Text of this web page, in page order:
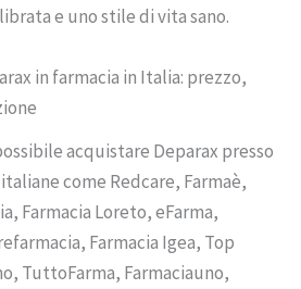
e uno stile di vita sano.
in farmacia in Italia: prezzo,
acquistare Deparax presso
come Redcare, Farmaè,
Farmacia Loreto, eFarma,
Farmacia Igea, Top
TuttoFarma, Farmaciauno,